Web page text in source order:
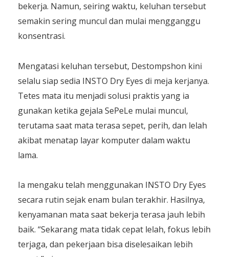
bekerja. Namun, seiring waktu, keluhan tersebut
semakin sering muncul dan mulai mengganggu
konsentrasi.
Mengatasi keluhan tersebut, Destompshon kini
selalu siap sedia INSTO Dry Eyes di meja kerjanya.
Tetes mata itu menjadi solusi praktis yang ia
gunakan ketika gejala SePeLe mulai muncul,
terutama saat mata terasa sepet, perih, dan lelah
akibat menatap layar komputer dalam waktu
lama.
Ia mengaku telah menggunakan INSTO Dry Eyes
secara rutin sejak enam bulan terakhir. Hasilnya,
kenyamanan mata saat bekerja terasa jauh lebih
baik. “Sekarang mata tidak cepat lelah, fokus lebih
terjaga, dan pekerjaan bisa diselesaikan lebih